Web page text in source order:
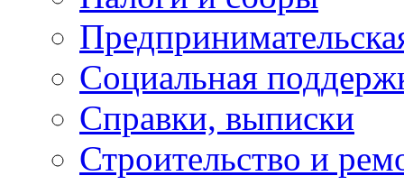
Социальная
Справки, выписки
Строительство и